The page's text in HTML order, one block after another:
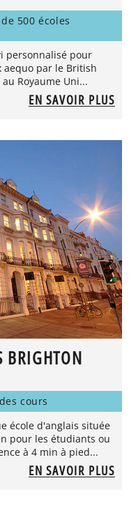
500 écoles
personnalisé pour
aequo par le British
Royaume Uni...
EN SAVOIR PLUS
BRIGHTON
cours
école d'anglais située
pour les étudiants ou
à 4 min à pied...
EN SAVOIR PLUS